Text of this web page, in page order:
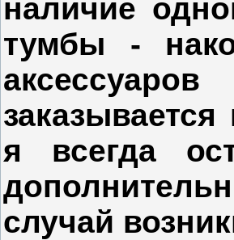
наличие
тумбы -
я всегда
случай